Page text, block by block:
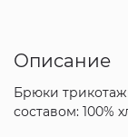
Описание
Брюки
составом: 100%